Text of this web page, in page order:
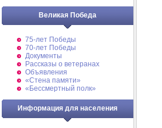
Великая Победа
75-лет Победы
70-лет Победы
Документы
Рассказы о ветеранах
Объявления
«Стена памяти»
«Бессмертный полк»
Информация для населения